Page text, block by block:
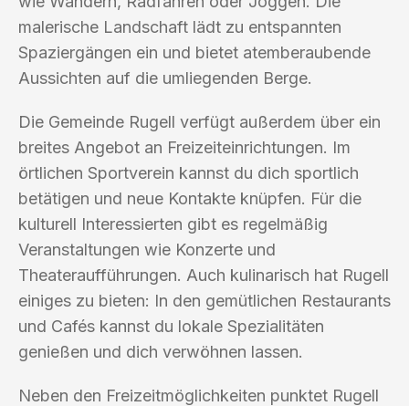
malerische Landschaft lädt zu entspannten
Spaziergängen ein und bietet atemberaubende
Aussichten auf die umliegenden Berge.
Die Gemeinde Rugell verfügt außerdem über ein
breites Angebot an Freizeiteinrichtungen. Im
örtlichen Sportverein kannst du dich sportlich
betätigen und neue Kontakte knüpfen. Für die
kulturell Interessierten gibt es regelmäßig
Veranstaltungen wie Konzerte und
Theateraufführungen. Auch kulinarisch hat Rugell
einiges zu bieten: In den gemütlichen Restaurants
und Cafés kannst du lokale Spezialitäten
genießen und dich verwöhnen lassen.
Neben den Freizeitmöglichkeiten punktet Rugell